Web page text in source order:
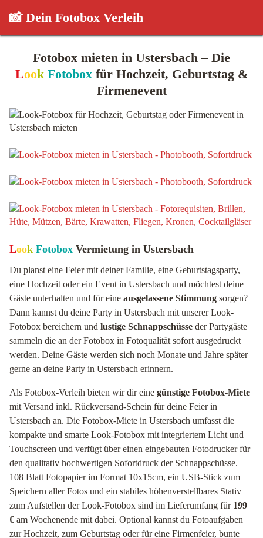
📸 Dein Fotobox Verleih
Fotobox mieten in Ustersbach – Die
Look Fotoboxfür Hochzeit, Geburtstag &
Firmenevent
Look Fotobox Vermietung in Ustersbach
Du planst eine Feier mit deiner Familie, eine Geburtstagsparty,
eine Hochzeit oder ein Event in Ustersbach und möchtest deine
Gäste unterhalten und für eine ausgelassene Stimmung sorgen?
Dann kannst du deine Party in Ustersbach mit unserer Look-
Fotobox bereichern und lustige Schnappschüsse der Partygäste
sammeln die an der Fotobox in Fotoqualität sofort ausgedruckt
werden. Deine Gäste werden sich noch Monate und Jahre später
gerne an deine Party in Ustersbach erinnern.
Als Fotobox-Verleih bieten wir dir eine günstige Fotobox-Miete
mit Versand inkl. Rückversand-Schein für deine Feier in
Ustersbach an. Die Fotobox-Miete in Ustersbach umfasst die
kompakte und smarte Look-Fotobox mit integriertem Licht und
Touchscreen und verfügt über einen eingebauten Fotodrucker für
den qualitativ hochwertigen Sofortdruck der Schnappschüsse.
108 Blatt Fotopapier im Format 10x15cm, ein USB-Stick zum
Speichern aller Fotos und ein stabiles höhenverstellbares Stativ
zum Aufstellen der Look-Fotobox sind im Lieferumfang für 199
€ am Wochenende mit dabei. Optional kannst du Fotoaufgaben
zur Hochzeit, zum Geburtstag oder für eine Firmenfeier, bunte